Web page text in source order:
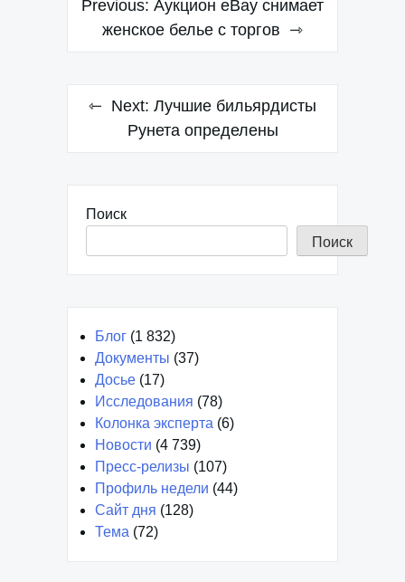
Previous: Аукцион eBay снимает
женское белье с торгов
Next: Лучшие бильярдисты
Рунета определены
Поиск
Поиск
Блог (1 832)
Документы (37)
Досье (17)
Исследования (78)
Колонка эксперта (6)
Новости (4 739)
Пресс-релизы (107)
Профиль недели (44)
Сайт дня (128)
Тема (72)